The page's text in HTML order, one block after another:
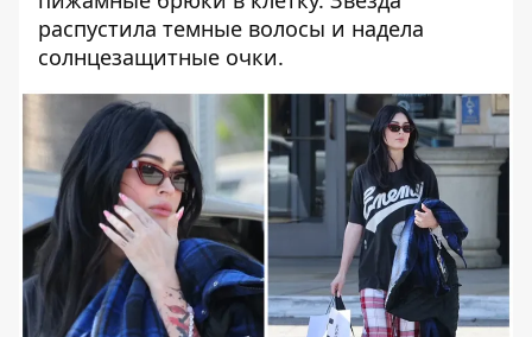
распустила темные волосы и надела
солнцезащитные очки.